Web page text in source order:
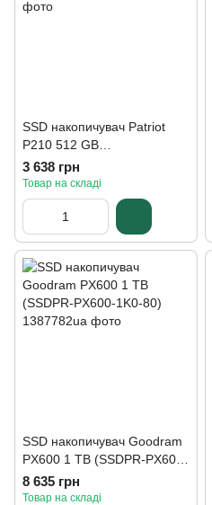
SSD накопичувач Patriot
P210 512 GB
(P210S512G25)
3 638 грн
Товар на складі
SSD накопичувач Goodram
PX600 1 TB (SSDPR-PX600-
1K0-80)
8 635 грн
Товар на складі